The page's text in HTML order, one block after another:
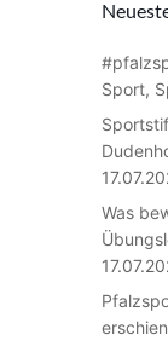
Sport,
Was